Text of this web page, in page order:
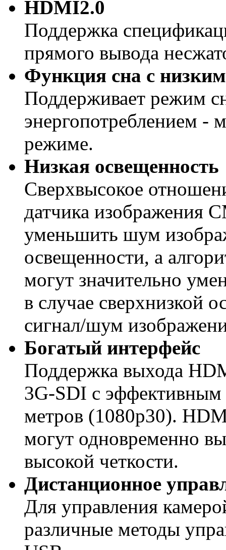
HDMI2.0
Поддержка
прямого вывода
Функция сна с
Поддерживает режим
энергопотреблением -
режиме.
Низкая освещенность
Сверхвысокое
датчика изображения
уменьшить шум
освещенности, а
могут значительно
в случае сверхнизкой
сигнал/шум
Богатый интерфейс
Поддержка выхода
3G-SDI с эффективным
метров (1080p30).
могут одновременно
высокой четкости.
Дистанционное
Для управления
различные методы